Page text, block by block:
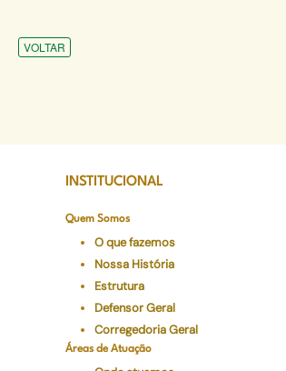
VOLTAR
INSTITUCIONAL
Quem Somos
O que fazemos
Nossa História
Estrutura
Defensor Geral
Corregedoria Geral
Áreas de Atuação